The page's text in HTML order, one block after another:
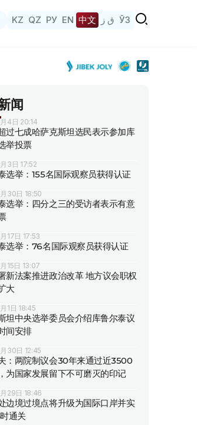
KZ QZ РУ EN 中文 ق ز ЎЗ
闻
4日 20:14
过七成哈萨克斯坦选民表示参加库
举投票
3日 17:52
选举：155名国际观察员获得认证
30日 18:50
选举：四分之三的受访者表示有意
17日 17:53
选举：76名国际观察员获得认证
15日 13:07
新法案推进政治改革 地方议会职权
大
1日 18:45
坦中央选举委员会介绍库鲁尔泰议
间安排
30日 12:45
：两院制议会30年来通过近3500
为国家发展留下不可磨灭的印记
29日 18:46
边境过境点将升级为国际口岸并实
通关